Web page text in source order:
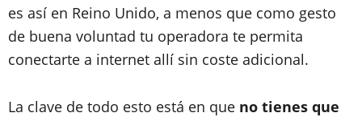
es así en Reino Unido, a menos que como gesto
de buena voluntad tu operadora te permita
conectarte a internet allí sin coste adicional.
La clave de todo esto está en que no tienes que